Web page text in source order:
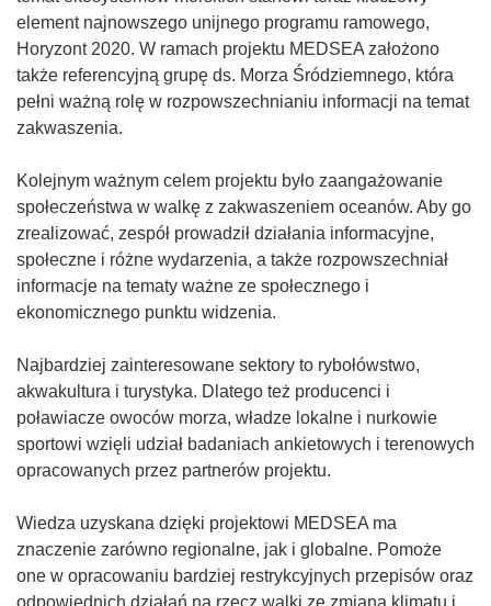
element najnowszego unijnego programu ramowego,
Horyzont 2020. W ramach projektu MEDSEA założono
także referencyjną grupę ds. Morza Śródziemnego, która
pełni ważną rolę w rozpowszechnianiu informacji na temat
zakwaszenia.
Kolejnym ważnym celem projektu było zaangażowanie
społeczeństwa w walkę z zakwaszeniem oceanów. Aby go
zrealizować, zespół prowadził działania informacyjne,
społeczne i różne wydarzenia, a także rozpowszechniał
informacje na tematy ważne ze społecznego i
ekonomicznego punktu widzenia.
Najbardziej zainteresowane sektory to rybołówstwo,
akwakultura i turystyka. Dlatego też producenci i
poławiacze owoców morza, władze lokalne i nurkowie
sportowi wzięli udział badaniach ankietowych i terenowych
opracowanych przez partnerów projektu.
Wiedza uzyskana dzięki projektowi MEDSEA ma
znaczenie zarówno regionalne, jak i globalne. Pomoże
one w opracowaniu bardziej restrykcyjnych przepisów oraz
odpowiednich działań na rzecz walki ze zmianą klimatu i